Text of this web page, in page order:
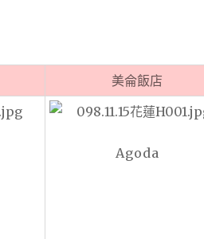
美侖飯店
Agoda